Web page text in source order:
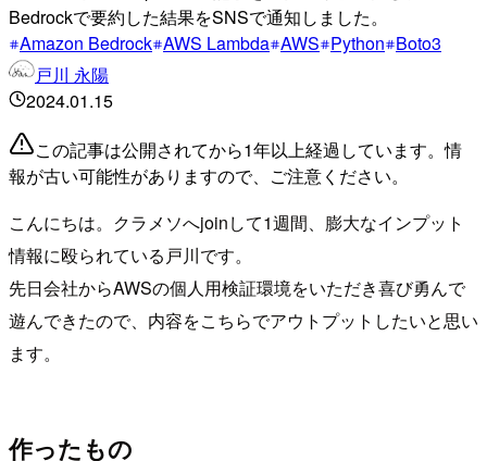
Bedrockで要約した結果をSNSで通知しました。
Amazon Bedrock AWS Lambda AWS Python Boto3
戸川 永陽
2024.01.15
この記事は公開されてから1年以上経過しています。情
報が古い可能性がありますので、ご注意ください。
こんにちは。クラメソへjoinして1週間、膨大なインプット
情報に殴られている戸川です。
先日会社からAWSの個人用検証環境をいただき喜び勇んで
遊んできたので、内容をこちらでアウトプットしたいと思い
ます。
作ったもの